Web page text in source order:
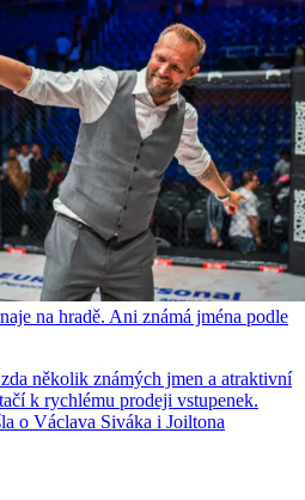
na hradě. Ani známá jména podle
několik známých jmen a atraktivní
k rychlému prodeji vstupenek.
o Václava Siváka i Joiltona